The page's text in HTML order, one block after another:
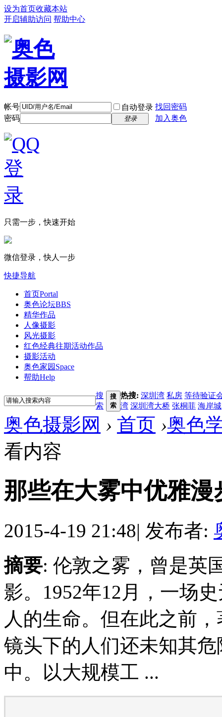
设为首页收藏本站
开启辅助访问 帮助中心
帐号 自动登录 找回密码
密码
登录 加入奥色
只需一步，快速开始
微信登录，快人一步
快捷导航
首页Portal
奥色论坛BBS
精华作品
人像摄影
风光摄影
红色经典往期活动作品
摄影活动
奥色家园 Space
帮助Help
搜
索
搜
索
热搜: 深圳湾 私房 等待验证
湾 深圳湾大桥 张桐菲 海岸城
奥色摄影网 › 首页 ›奥色
看内容
那些在大雾中优雅漫
2015-4-19 21:48| 发布者:
摘要: 伦敦之雾，曾是英
影。1952年12月，一场
人的生命。但在此之前
镜头下的人们还未知其
中。以大规模工 ...